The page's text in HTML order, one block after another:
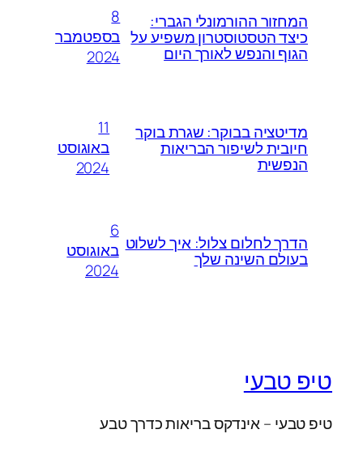
המחזור ההורמונלי הגברי:
כיצד הטסטוסטרון משפיע על
הגוף והנפש לאורך היום
8
בספטמבר
2024
מדיטציה בבוקר: שגרת בוקר
חיובית לשיפור הבריאות
הנפשית
11
באוגוסט
2024
הדרך לחלום צלול: איך לשלוט
בעולם השינה שלך
6
באוגוסט
2024
טיפ טבעי
טיפ טבעי – אינדקס בריאות כדרך טבע